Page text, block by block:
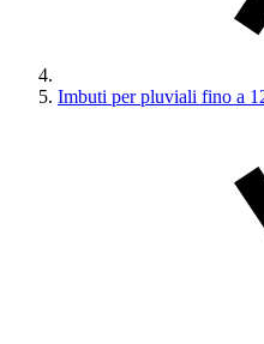
Imbuti per pluviali fino a